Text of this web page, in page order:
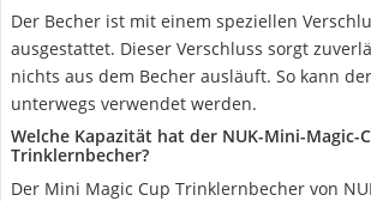
Der Becher ist mit einem speziellen
ausgestattet. Dieser Verschluss sorgt
nichts aus dem Becher ausläuft. So kann
unterwegs verwendet werden.
Welche Kapazität hat der NUK-Mini-Magic-
Trinklernbecher?
Der Mini Magic Cup Trinklernbecher von